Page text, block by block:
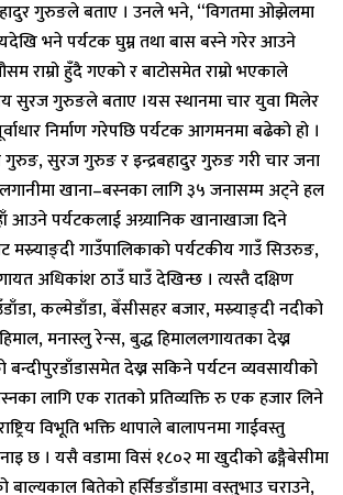
गुरुङले बताए । उनले भने, “विगतमा ओझेलमा
भने पर्यटक घुम्न तथा बास बस्ने गरेर आउने
राम्रो हुँदै गएको र बाटोसमेत राम्रो भएकाले
सुरज गुरुङले बताए ।यस स्थानमा चार युवा मिलेर
निर्माण गरेपछि पर्यटक आगमनमा बढेको हो ।
सुरज गुरुङ र इन्द्रबहादुर गुरुङ गरी चार जना
खाना–बस्नका लागि ३५ जनासम्म अट्ने हल
आउने पर्यटकलाई अग्र्यानिक खानाखाजा दिने
मस्र्याङ्दी गाउँपालिकाको पर्यटकीय गाउँ सिउरुङ,
अधिकांश ठाउँ घाउँ देखिन्छ । त्यस्तै दक्षिण
कल्मेडाँडा, बेँसीसहर बजार, मस्र्याङ्दी नदीको
मनास्लु रेन्स, बुद्ध हिमाललगायतका देख्न
देख्न सकिने पर्यटन व्यवसायीको
लागि एक रातको प्रतिव्यक्ति रु एक हजार लिने
विभूति भक्ति थापाले बालापनमा गाईवस्तु
छ । यसै वडामा विसं १८०२ मा खुदीको ढङ्गैबेसीमा
बाल्यकाल बितेको हर्सिङडाँडामा वस्तुभाउ चराउने,